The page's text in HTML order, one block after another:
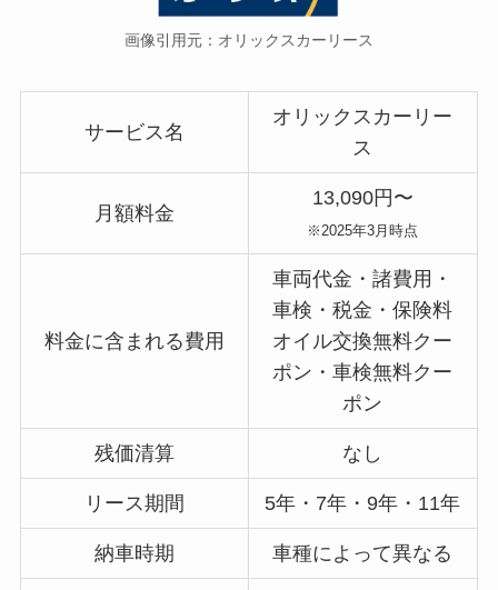
画像引用元：オリックスカーリース
サービス名
オリックスカーリー
ス
月額料金
13,090円〜
※2025年3月時点
料金に含まれる費用
車両代金・諸費用・
車検・税金・保険料
オイル交換無料クー
ポン・車検無料クー
ポン
残価清算 なし
リース期間 5年・7年・9年・11年
納車時期 車種によって異なる